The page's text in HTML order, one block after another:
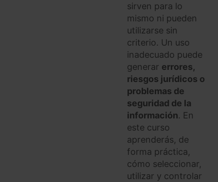
sirven para lo
mismo ni pueden
utilizarse sin
criterio. Un uso
inadecuado puede
generar errores,
riesgos jurídicos o
problemas de
seguridad de la
información. En
este curso
aprenderás, de
forma práctica,
cómo seleccionar,
utilizar y controlar